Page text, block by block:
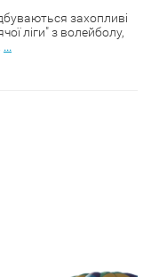
захопливі
ліги" з волейболу,
...